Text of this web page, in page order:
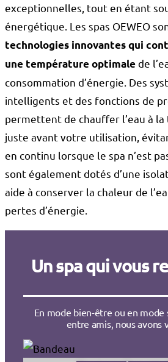
exceptionnelles, tout en étant
énergétique. Les spas OEWEO
technologies innovantes qui
une température optimalede
consommation d’énergie. Des
intelligents et des fonctions de
permettent de chauffer l’eau à
juste avant votre utilisation,
en continu lorsque le spa n’est
sont également dotés d’une
aide à conserver la chaleur de
pertes d’énergie.
Un spa qui vous
En mode bien-être ou en
entre amis, nous avons